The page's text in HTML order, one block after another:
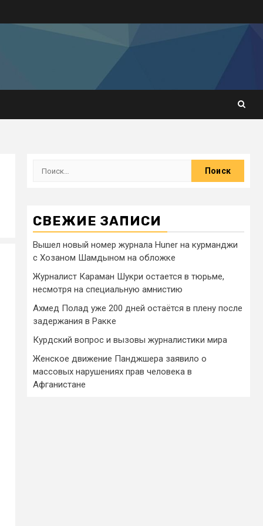
СВЕЖИЕ ЗАПИСИ
Вышел новый номер журнала Huner на курманджи
с Хозаном Шамдыном на обложке
Журналист Караман Шукри остается в тюрьме,
несмотря на специальную амнистию
Ахмед Полад уже 200 дней остаётся в плену после
задержания в Ракке
Курдский вопрос и вызовы журналистики мира
Женское движение Панджшера заявило о
массовых нарушениях прав человека в
Афганистане